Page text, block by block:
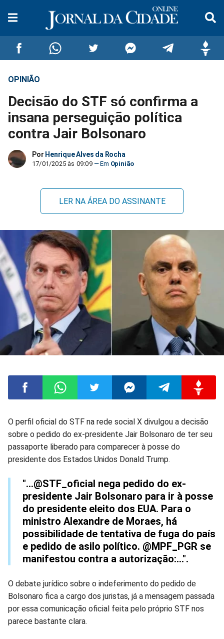
Compartilhar
no
Facebook
Compartilhar
no
Whatsapp
no
Twitter
no
Messenger
no
OPINIÃO
Decisão do STF só confirma a
insana perseguição política
contra Jair Bolsonaro
Por Henrique Alves da Rocha
17/01/2025 às 09:09 Opinião
LER NA ÁREA DO ASSINANTE
Compartilhar
no
Compartilhar
no
Compartilhar
no
Compartilhar
no
Compartilhar
no
O perfil oficial do STF na rede social X divulgou a decisão
sobre o pedido do ex-presidente Jair Bolsonaro de ter seu
passaporte liberado para comparecer à posse do
presidente dos Estados Unidos Donald Trump.
"...@STF_oficial nega pedido do ex-
presidente Jair Bolsonaro para ir à posse
do presidente eleito dos EUA. Para o
ministro Alexandre de Moraes, há
possibilidade de tentativa de fuga do país
e pedido de asilo político. @MPF_PGR se
manifestou contra a autorização:...".
O debate jurídico sobre o indeferimento do pedido de
Bolsonaro fica a cargo dos juristas, já a mensagem passada
por essa comunicação oficial feita pelo próprio STF nos
parece bastante clara.